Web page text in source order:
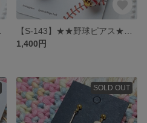
1,400円
SOLD OUT